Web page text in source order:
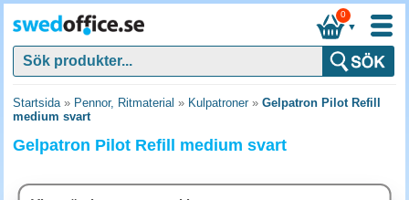
▼
0
Startsida» Pennor, Ritmaterial » Kulpatroner» Gelpatron Pilot Refill
medium svart
Gelpatron Pilot Refill medium svart